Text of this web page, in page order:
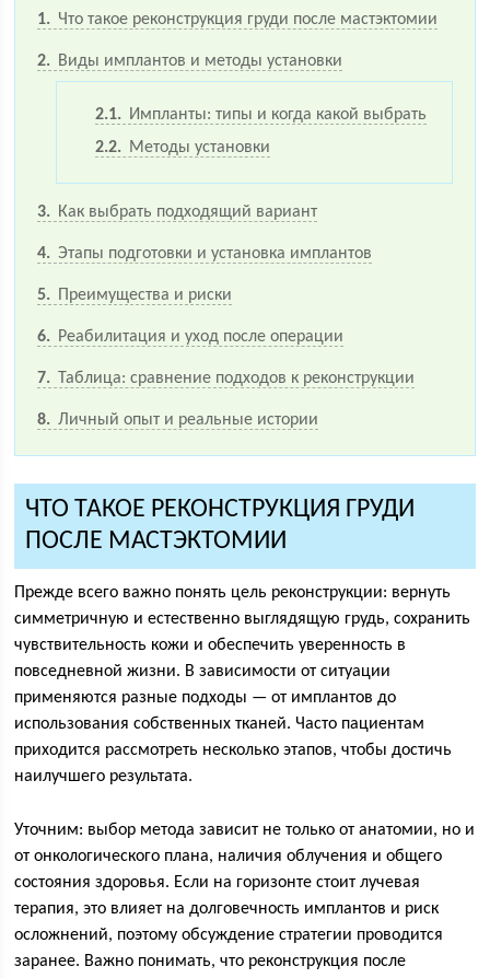
1 Что такое реконструкция груди после мастэктомии
2 Виды имплантов и методы установки
2.1
Импланты: типы и когда какой выбрать
2.2
Методы установки
3 Как выбрать подходящий вариант
4 Этапы подготовки и установка имплантов
5 Преимущества и риски
6 Реабилитация и уход после операции
7 Таблица: сравнение подходов к реконструкции
8 Личный опыт и реальные истории
ЧТО ТАКОЕ РЕКОНСТРУКЦИЯ ГРУДИ
ПОСЛЕ МАСТЭКТОМИИ
Прежде всего важно понять цель реконструкции: вернуть
симметричную и естественно выглядящую грудь, сохранить
чувствительность кожи и обеспечить уверенность в
повседневной жизни. В зависимости от ситуации
применяются разные подходы — от имплантов до
использования собственных тканей. Часто пациентам
приходится рассмотреть несколько этапов, чтобы достичь
наилучшего результата.
Уточним: выбор метода зависит не только от анатомии, но и
от онкологического плана, наличия облучения и общего
состояния здоровья. Если на горизонте стоит лучевая
терапия, это влияет на долговечность имплантов и риск
осложнений, поэтому обсуждение стратегии проводится
заранее. Важно понимать, что реконструкция после